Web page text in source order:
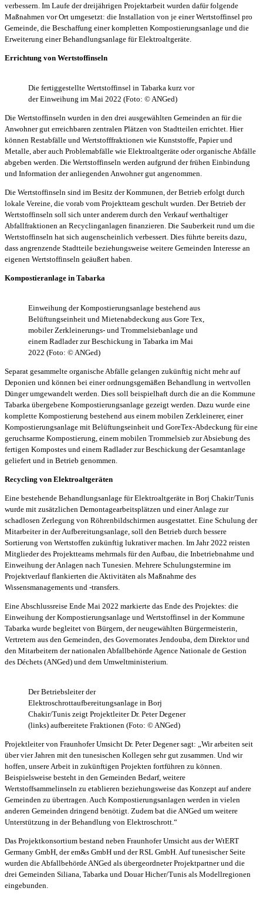
verbessern. Im Laufe der dreijährigen Projektarbeit wurden dafür folgende
Maßnahmen vor Ort umgesetzt: die Installation von je einer Wertstoffinsel pro
Gemeinde, die Beschaffung einer kompletten Kompostierungsanlage und die
Erweiterung einer Behandlungsanlage für Elektroaltgeräte.
Errichtung von Wertstoffinseln
Die fertiggestellte Wertstoffinsel in Tabarka kurz vor
der Einweihung im Mai 2022 (Foto: © ANGed)
Die Wertstoffinseln wurden in den drei ausgewählten Gemeinden an für die
Anwohner gut erreichbaren zentralen Plätzen von Stadtteilen errichtet. Hier
können Restabfälle und Wertstofffraktionen wie Kunststoffe, Papier und
Metalle, aber auch Problemabfälle wie Elektroaltgeräte oder organische Abfälle
abgeben werden. Die Wertstoffinseln werden aufgrund der frühen Einbindung
und Information der anliegenden Anwohner gut angenommen.
Die Wertstoffinseln sind im Besitz der Kommunen, der Betrieb erfolgt durch
lokale Vereine, die vorab vom Projektteam geschult wurden. Der Betrieb der
Wertstoffinseln soll sich unter anderem durch den Verkauf werthaltiger
Abfallfraktionen an Recyclinganlagen finanzieren. Die Sauberkeit rund um die
Wertstoffinseln hat sich augenscheinlich verbessert. Dies führte bereits dazu,
dass angrenzende Stadtteile beziehungsweise weitere Gemeinden Interesse an
eigenen Wertstoffinseln geäußert haben.
Kompostieranlage in Tabarka
Einweihung der Kompostierungsanlage bestehend aus
Belüftungseinheit und Mietenabdeckung aus Gore Tex,
mobiler Zerkleinerungs- und Trommelsiebanlage und
einem Radlader zur Beschickung in Tabarka im Mai
2022 (Foto: © ANGed)
Separat gesammelte organische Abfälle gelangen zukünftig nicht mehr auf
Deponien und können bei einer ordnungsgemäßen Behandlung in wertvollen
Dünger umgewandelt werden. Dies soll beispielhaft durch die an die Kommune
Tabarka übergebene Kompostierungsanlage gezeigt werden. Dazu wurde eine
komplette Kompostierung bestehend aus einem mobilen Zerkleinerer, einer
Kompostierungsanlage mit Belüftungseinheit und GoreTex-Abdeckung für eine
geruchsarme Kompostierung, einem mobilen Trommelsieb zur Absiebung des
fertigen Kompostes und einem Radlader zur Beschickung der Gesamtanlage
geliefert und in Betrieb genommen.
Recycling von Elektroaltgeräten
Eine bestehende Behandlungsanlage für Elektroaltgeräte in Borj Chakir/Tunis
wurde mit zusätzlichen Demontagearbeitsplätzen und einer Anlage zur
schadlosen Zerlegung von Röhrenbildschirmen ausgestattet. Eine Schulung der
Mitarbeiter in der Aufbereitungsanlage, soll den Betrieb durch bessere
Sortierung von Wertstoffen zukünftig lukrativer machen. Im Jahr 2022 reisten
Mitglieder des Projektteams mehrmals für den Aufbau, die Inbetriebnahme und
Einweihung der Anlagen nach Tunesien. Mehrere Schulungstermine im
Projektverlauf flankierten die Aktivitäten als Maßnahme des
Wissensmanagements und -transfers.
Eine Abschlussreise Ende Mai 2022 markierte das Ende des Projektes: die
Einweihung der Kompostierungsanlage und Wertstoffinsel in der Kommune
Tabarka wurde begleitet von Bürgern, der neugewählten Bürgermeisterin,
Vertretern aus den Gemeinden, des Governorates Jendouba, dem Direktor und
den Mitarbeitern der nationalen Abfallbehörde Agence Nationale de Gestion
des Déchets (ANGed) und dem Umweltministerium.
Der Betriebsleiter der
Elektroschrottaufbereitungsanlage in Borj
Chakir/Tunis zeigt Projektleiter Dr. Peter Degener
(links) aufbereitete Fraktionen (Foto: © ANGed)
Projektleiter von Fraunhofer Umsicht Dr. Peter Degener sagt: „Wir arbeiten seit
über vier Jahren mit den tunesischen Kollegen sehr gut zusammen. Und wir
hoffen, unsere Arbeit in zukünftigen Projekten fortführen zu können.
Beispielsweise besteht in den Gemeinden Bedarf, weitere
Wertstoffsammelinseln zu etablieren beziehungsweise das Konzept auf andere
Gemeinden zu übertragen. Auch Kompostierungsanlagen werden in vielen
anderen Gemeinden dringend benötigt. Zudem bat die ANGed um weitere
Unterstützung in der Behandlung von Elektroschrott.“
Das Projektkonsortium bestand neben Fraunhofer Umsicht aus der WtERT
Germany GmbH, der em&s GmbH und der RSL GmbH. Auf tunesischer Seite
wurden die Abfallbehörde ANGed als übergeordneter Projektpartner und die
drei Gemeinden Siliana, Tabarka und Douar Hicher/Tunis als Modellregionen
eingebunden.